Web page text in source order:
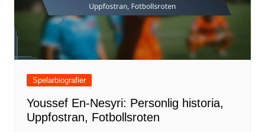
Spelarbiografier
Youssef En-Nesyri: Personlig historia,
Uppfostran, Fotbollsroten